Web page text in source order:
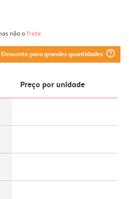
não ofrete.
Desconto para grandes quantidades question_mark_circle
Preço por unidade